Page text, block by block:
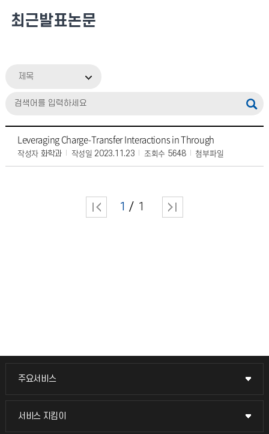
최근발표논문
제목
Leveraging Charge-Transfer Interactions in Through
작성자 화학과 작성일 2023.11.23 조회수 5648 첨부파일
1 1
주요서비스
주요서비스
교무회의방송
서비스 지킴이
서비스 지킴이